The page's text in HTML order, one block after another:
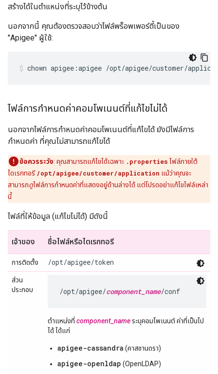
สร้างได้ในตำแหน่งที่ระบุไว้ข้างต้น
นอกจากนี้ คุณต้องตรวจสอบว่าไฟล์พร็อพเพอร์ตี้เป็นของ
"Apigee" ผู้ใช้:
chown apigee:apigee /opt/apigee/customer/
ไฟล์การกำหนดค่าคอมโพเนนต์ที่แก้ไขไม่ได้
นอกจากไฟล์การกำหนดค่าคอมโพเนนต์ที่แก้ไขได้ ยังมีไฟล์การ
กำหนดค่า ที่คุณไม่สามารถแก้ไขได้
ข้อควรระวัง: คุณสามารถแก้ไขได้เฉพาะ .properties ไฟล์ภายใต้
ไดเรกทอรี /opt/apigee/customer/application แม้ว่าคุณจะ
สามารถดูไฟล์การกำหนดค่าที่แสดงอยู่ด้านล่างได้ แต่โปรดอย่าแก้ไขไฟล์เหล่า
นี้
ไฟล์ที่ให้ข้อมูล (แก้ไขไม่ได้) มีดังนี้
เจ้าของ ชื่อไฟล์หรือไดเรกทอรี
การติดตั้ง /opt/apigee/token
ส่วน
ประกอบ
/opt/apigee/component_name/conf
ตำแหน่งที่ component_nameระบุคอมโพเนนต์ ค่าที่เป็นไป
ได้ ได้แก่
apigee-cassandra (คาสซานดรา)
apigee-openldap (OpenLDAP)